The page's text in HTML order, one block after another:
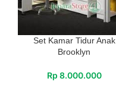
Set Kamar Tidur Anak
Brooklyn
Rp 8.000.000